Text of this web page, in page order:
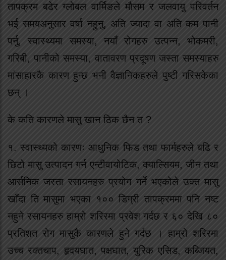
तापक्रम बढेर ग्लोबल वार्मिङले मौसम र जलवायु परिवर्तन
भई समयअनुसार वर्षा नहुनु, अति ज्यादा वा अति कम पानी
पर्नु, स्वास्थ्यमा समस्या, नयाँ रोगहरु उत्पन्न, भोकमरी,
गरिबी, पानीको समस्या, वातावरण प्रदूषण जस्ता समस्याहरु
मांसाहारकै कारण हुन्छ भनी वैज्ञानिकहरुले पुष्टी गरिसकेका
छन् ।
के कति कारणले मासु खान ठिक छैन त ?
१. स्वास्थ्यको कारणः आधुनिक फिड तथा फार्महरुले बढि र
छिटो मासु उत्पादन गर्न एन्टीवायोटिक, क्याल्सियम, जीन तथा
आर्सनिक जस्ता रसायनहरु प्रयोग गर्ने भएकोले उक्त मासु
खाँदा ति मासुमा भएका १०० डिग्री तापक्रममा पनि नष्ट
नहुने रसायनहरु हाम्रो शरिरमा प्रवेश गर्दछ र ६० देखि ८०
प्रतिशत रोग मासुकै कारणले हुने गर्दछ । हाम्रो शरिरमा
उच्च रक्तचाप, हृदयघात, पक्षघात, युरिेक एसिड, कब्जियत,